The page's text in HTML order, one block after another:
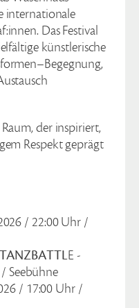
internationale
Das Festival
künstlerische
der inspiriert,
Respekt geprägt
/ 22:00 Uhr /
TANZBATTLE -
Seebühne
/ 17:00 Uhr /